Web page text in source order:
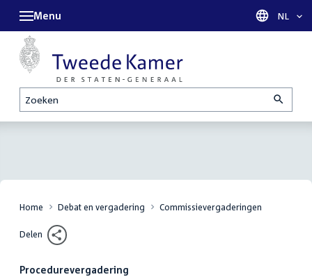
Zoeken
Menu Taal
NL
Home Debat en vergadering Commissievergaderingen
Delen
Procedurevergadering